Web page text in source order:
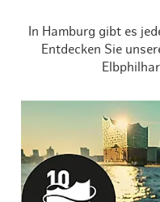
In Hamburg gibt es
Entdecken Sie